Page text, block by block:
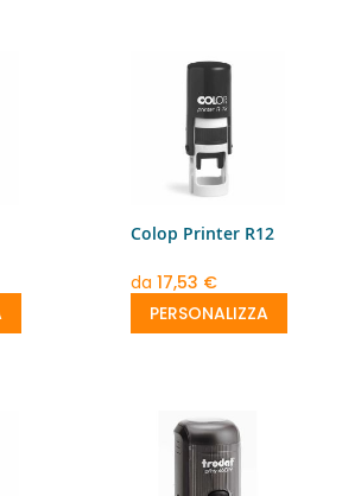
Colop Printer R12
da 17,53 €
PERSONALIZZA